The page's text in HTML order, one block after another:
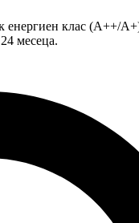
клас (A++/
месеца.